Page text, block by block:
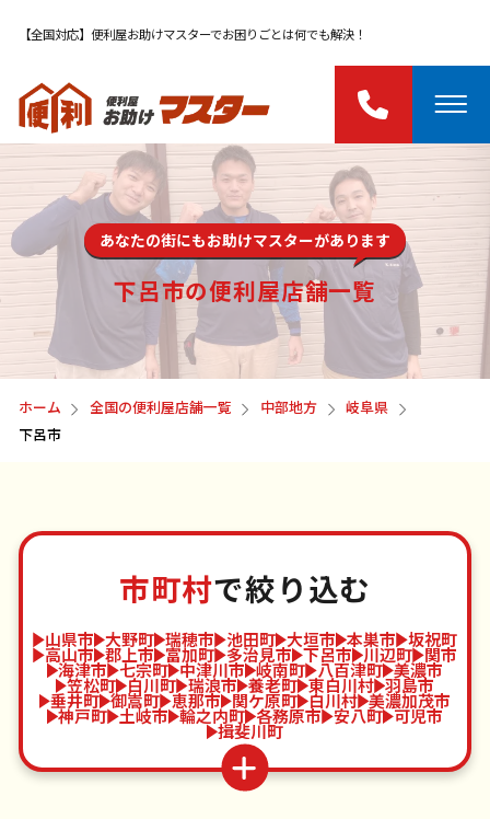
【全国対応】便利屋お助けマスターでお困りごとは何でも解決！
あなたの街にもお助けマスターがあります
下呂市の便利屋店舗一覧
ホーム 全国の便利屋店舗一覧 中部地方
岐阜県
下呂市
市町村で絞り込む
山県市 大野町 瑞穂市 池田町 大垣市 本巣市 坂祝町
高山市 郡上市 富加町 多治見市 下呂市 川辺町 関市
海津市 七宗町 中津川市 岐南町 八百津町 美濃市
笠松町 白川町 瑞浪市 養老町 東白川村 羽島市
垂井町 御嵩町 恵那市 関ケ原町 白川村 美濃加茂市
神戸町 土岐市 輪之内町 各務原市 安八町 可児市
揖斐川町